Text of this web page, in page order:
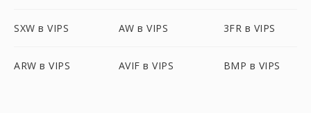
SXW в VIPS AW в VIPS 3FR в VIPS
ARW в VIPS AVIF в VIPS BMP в VIPS